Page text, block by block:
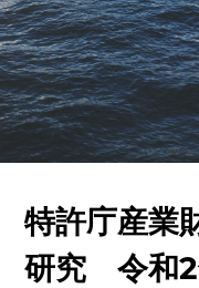
特許庁産業
研究 令和2